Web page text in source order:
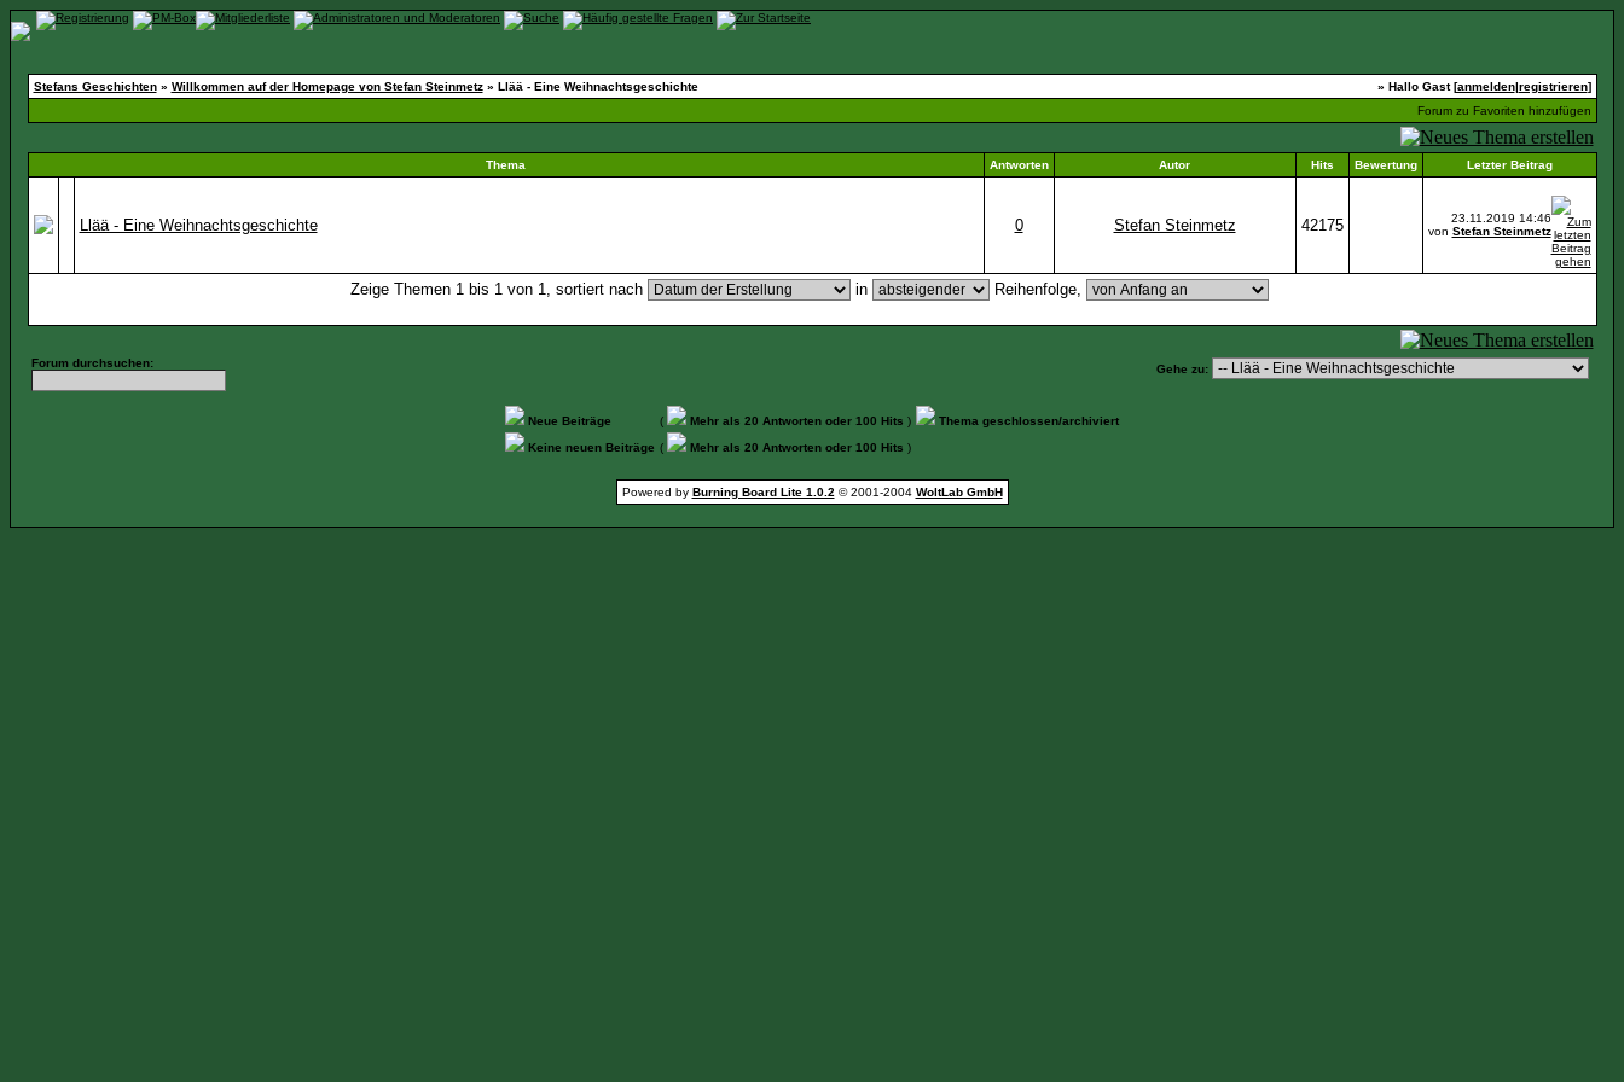
Stefans Geschichten» Willkommen auf der Homepage von Stefan Steinmetz» Llää - Eine Weihnachtsgeschichte » Hallo Gast [anmelden|registrieren]
Forum zu Favoriten hinzufügen
Thema Antworten Autor Hits Bewertung Letzter Beitrag
Llää - Eine Weihnachtsgeschichte 0 Stefan Steinmetz 42175 23.11.2019 14:46
von Stefan Steinmetz
Zeige Themen 1 bis 1 von 1, sortiert nach in Reihenfolge,
Forum durchsuchen: Gehe zu:
Neue Beiträge ( Mehr als 20 Antworten oder 100 Hits )
Thema geschlossen/archiviert
Keine neuen Beiträge ( Mehr als 20 Antworten oder 100 Hits )
Powered by Burning Board Lite 1.0.2 © 2001-2004 WoltLab GmbH